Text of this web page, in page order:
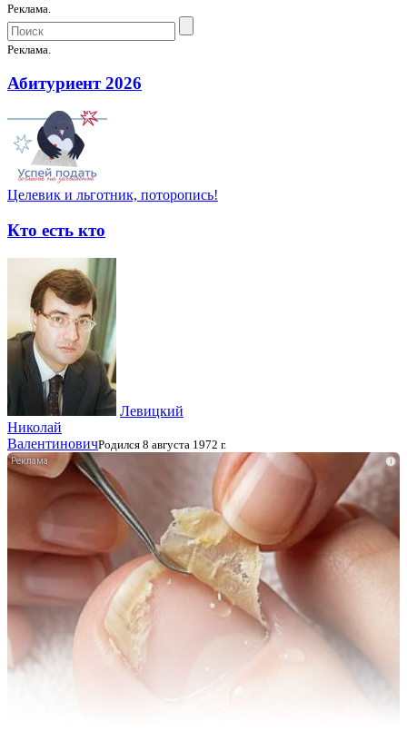
Реклама.
Реклама.
Абитуриент 2026
Целевик и льготник, поторопись!
Кто есть кто
Левицкий
Николай
ВалентиновичРодился 8 августа 1972 г.
i